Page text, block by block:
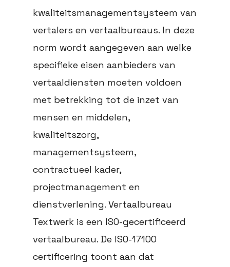
kwaliteitsmanagementsysteem van
vertalers en vertaalbureaus. In deze
norm wordt aangegeven aan welke
specifieke eisen aanbieders van
vertaaldiensten moeten voldoen
met betrekking tot de inzet van
mensen en middelen,
kwaliteitszorg,
managementsysteem,
contractueel kader,
projectmanagement en
dienstverlening. Vertaalbureau
Textwerk is een ISO-gecertificeerd
vertaalbureau. De ISO-17100
certificering toont aan dat